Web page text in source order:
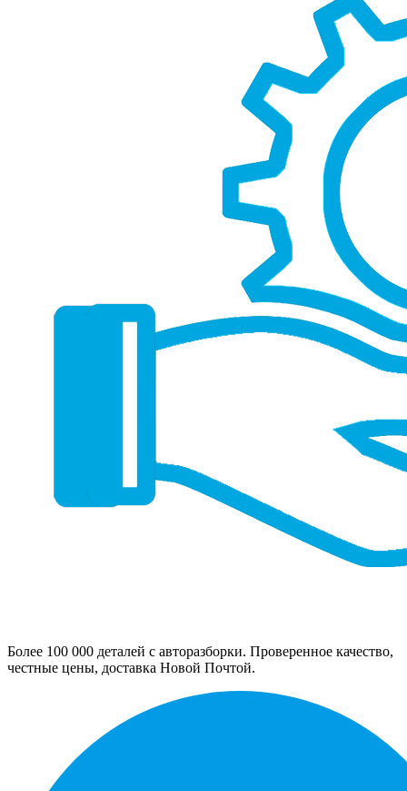
Более 100 000 деталей с авторазборки. Проверенное качество,
честные цены, доставка Новой Почтой.